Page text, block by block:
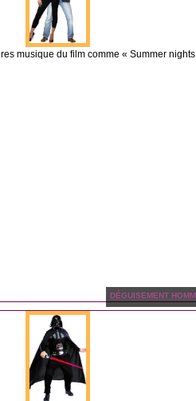
musique du film comme « Summer
DÉGUISEMENT